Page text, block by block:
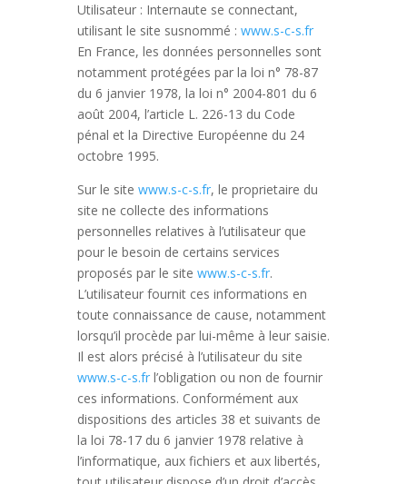
Utilisateur : Internaute se connectant,
utilisant le site susnommé : www.s-c-s.fr
En France, les données personnelles sont
notamment protégées par la loi n° 78-87
du 6 janvier 1978, la loi n° 2004-801 du 6
août 2004, l’article L. 226-13 du Code
pénal et la Directive Européenne du 24
octobre 1995.
Sur le site www.s-c-s.fr, le proprietaire du
site ne collecte des informations
personnelles relatives à l’utilisateur que
pour le besoin de certains services
proposés par le site www.s-c-s.fr.
L’utilisateur fournit ces informations en
toute connaissance de cause, notamment
lorsqu’il procède par lui-même à leur saisie.
Il est alors précisé à l’utilisateur du site
www.s-c-s.frl’obligation ou non de fournir
ces informations. Conformément aux
dispositions des articles 38 et suivants de
la loi 78-17 du 6 janvier 1978 relative à
l’informatique, aux fichiers et aux libertés,